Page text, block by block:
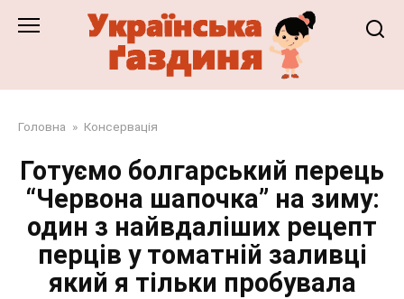
Головна » Консервація
Готуємо болгарський перець
“Червона шапочка” на зиму:
один з найвдаліших рецепт
перців у томатній заливці
який я тільки пробувала